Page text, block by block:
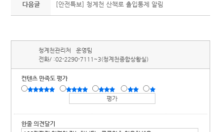
다음글 [안전특보] 청계천 산책로 출입통제 알림
청계천관리처
운영팀
전화/ :02-2290-7111~3(청계천종합상황실)
컨텐츠 만족도 평가
한줄 의견달기